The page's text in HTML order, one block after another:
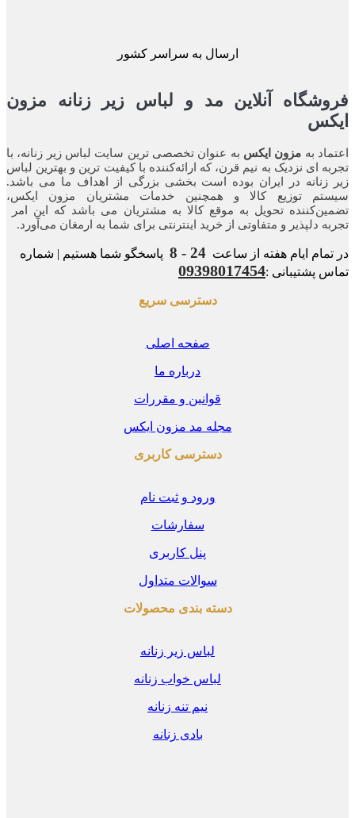
ارسال به سراسر کشور
آنلاین مد و لباس زیر زنانه مزون
بهمزون ایکس به عنوان تخصصی ترین سایت لباس زیر زنانه، با
ای نزدیک به نیم قرن، که ارائه‌کننده با کیفیت ترین و بهترین لباس
زنانه در ایران بوده ‌است بخشی بزرگی از اهداف ما می باشد.
توزیع کالا و همچنین خدمات مشتریان مزون ایکس،
تحویل به موقع کالا به مشتریان می باشد که این امر
دلپذیر و متفاوتی از خرید اینترنتی برای شما به ارمغان می‌آورد.
ایام هفته از ساعت24 - 8
پاسخگو شما هستیم | شماره
پشتیبانی :09398017454
دسترسی سریع
صفحه اصلی
درباره ما
قوانین و مقررات
مجله مد مزون ایکس
دسترسی کاربری
ورود و ثبت نام
سفارشات
پنل کاربری
سوالات متداول
دسته بندی محصولات
لباس زیر زنانه
لباس خواب زنانه
نیم تنه زنانه
بادی زنانه